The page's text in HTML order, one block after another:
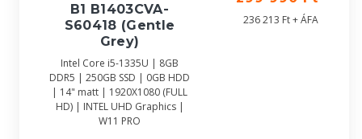
B1 B1403CVA-
S60418 (Gentle
Grey)
Intel Core i5-1335U | 8GB
DDR5 | 250GB SSD | 0GB HDD
| 14" matt | 1920X1080 (FULL
HD) | INTEL UHD Graphics |
W11 PRO
236 213 Ft + ÁFA